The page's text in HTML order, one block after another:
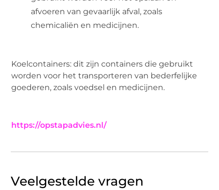
afvoeren van gevaarlijk afval, zoals
chemicaliën en medicijnen.
Koelcontainers: dit zijn containers die gebruikt
worden voor het transporteren van bederfelijke
goederen, zoals voedsel en medicijnen.
https://opstapadvies.nl/
Veelgestelde vragen